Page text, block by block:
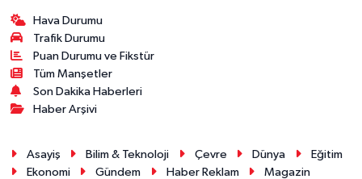
Hava Durumu
Trafik Durumu
Puan Durumu ve Fikstür
Tüm Manşetler
Son Dakika Haberleri
Haber Arşivi
Asayiş Bilim & Teknoloji Çevre Dünya
Eğitim
Ekonomi
Gündem Haber Reklam
Magazin